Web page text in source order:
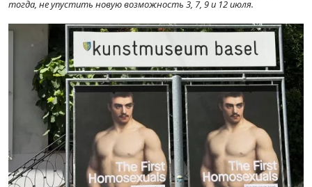
тогда, не упустить новую возможность 3, 7, 9 и 12 июля.